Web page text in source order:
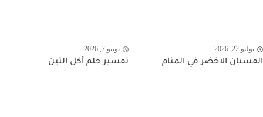
يوليو 22, 2026
الفستان الاخضر في المنام
يونيو 7, 2026
تفسير حلم أكل التين